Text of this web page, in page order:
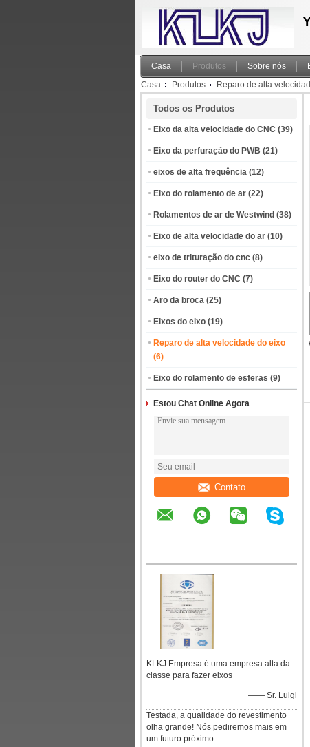
Casa Produtos Sobre nós
Casa
Produtos Reparo de alta
Todos os Produtos
Eixo da alta velocidade do CNC (39)
Eixo da perfuração do PWB (21)
eixos de alta freqüência (12)
Eixo do rolamento de ar (22)
Rolamentos de ar de Westwind (38)
Eixo de alta velocidade do ar (10)
eixo de trituração do cnc (8)
Eixo do router do CNC (7)
Aro da broca (25)
Eixos do eixo (19)
Reparo de alta velocidade do eixo
(6)
Eixo do rolamento de esferas (9)
Estou Chat Online Agora
Contato
KLKJ Empresa é uma empresa alta da
classe para fazer eixos
—— Sr. Luigi
Testada, a qualidade do revestimento
olha grande! Nós pediremos mais em
um futuro próximo.